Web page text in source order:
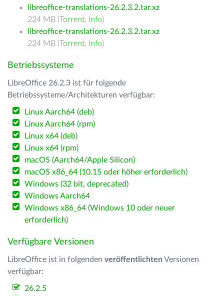
libreoffice-translations-26.2.3.2.tar.xz
224 MB (Torrent, Info)
libreoffice-translations-26.2.3.2.tar.xz
224 MB (Torrent, Info)
Betriebssysteme
LibreOffice 26.2.3 ist für folgende
Betriebssysteme/Architekturen verfügbar:
Linux Aarch64 (deb)
Linux Aarch64 (rpm)
Linux x64 (deb)
Linux x64 (rpm)
macOS (Aarch64/Apple Silicon)
macOS x86_64 (10.15 oder höher erforderlich)
Windows (32 bit, deprecated)
Windows Aarch64
Windows x86_64 (Windows 10 oder neuer
erforderlich)
Verfügbare Versionen
LibreOffice ist in folgenden veröffentlichten Versionen
verfügbar:
26.2.5